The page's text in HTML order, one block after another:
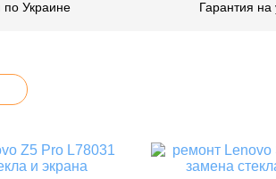
по Украине Гарантия на